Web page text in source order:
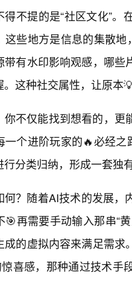
得不提的是“社区文化”
这些地方是信息的集散
带有水印影响观感，哪
。这种社交属性，让原本
你不仅能找到想看的，更
一个进阶玩家的🔥必经
行分类归纳，形成一套独
何？随着AI技术的发展，
🎯再需要手动输入那串“
成的虚拟内容来满足需
惊喜感，那种通过技术